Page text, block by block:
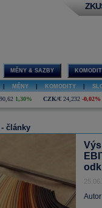
MĚNY & SAZBY
MĚNY KOMODITY
1,30% CZK/€ 24,232 -0,02%
- články